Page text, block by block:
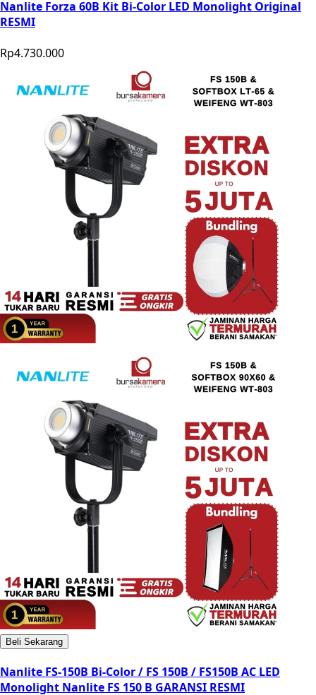
Nanlite Forza 60B Kit Bi-Color LED Monolight Original
RESMI
Rp4.730.000
Beli Sekarang
Nanlite FS-150B Bi-Color / FS 150B / FS150B AC LED
Monolight Nanlite FS 150 B GARANSI RESMI